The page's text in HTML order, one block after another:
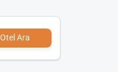
Otel Ara